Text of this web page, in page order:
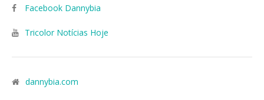
Facebook Dannybia
Tricolor Notícias Hoje
dannybia.com